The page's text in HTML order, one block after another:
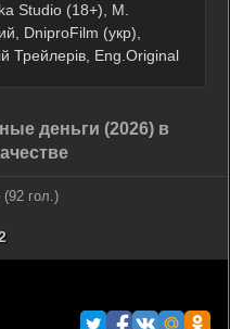
Studio (18+), М.
DniproFilm (укр),
Трейлерів, Eng.Original
деньги (2026) в
(92гол.)